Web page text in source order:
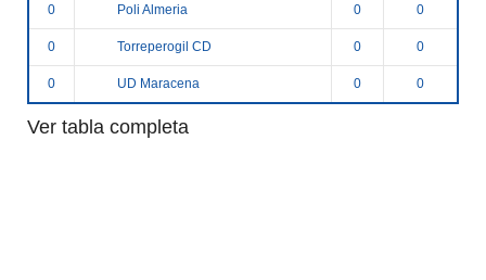
0 Poli Almeria 0 0
0 Torreperogil CD 0 0
0 UD Maracena 0 0
Ver tabla completa